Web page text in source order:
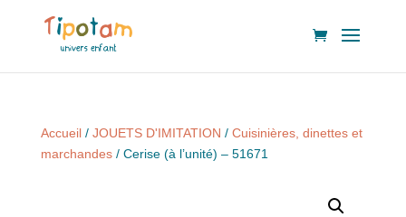
Accueil/ JOUETS D'IMITATION / Cuisinières, dinettes et
marchandes/ Cerise (à l’unité) – 51671